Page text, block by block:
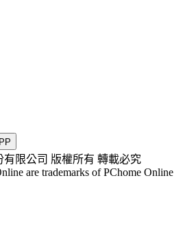
限公司 版權所有 轉載必究
are trademarks of PChome Online